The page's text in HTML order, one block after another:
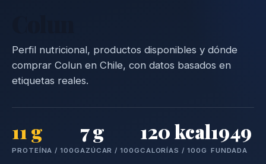
Perfil nutricional, productos disponibles y dónde
comprar Colun en Chile, con datos basados en
etiquetas reales.
11 g
PROTEÍNA / 100G
7 g
AZÚCAR / 100G
120 kcal
CALORÍAS / 100G
1949
FUNDADA